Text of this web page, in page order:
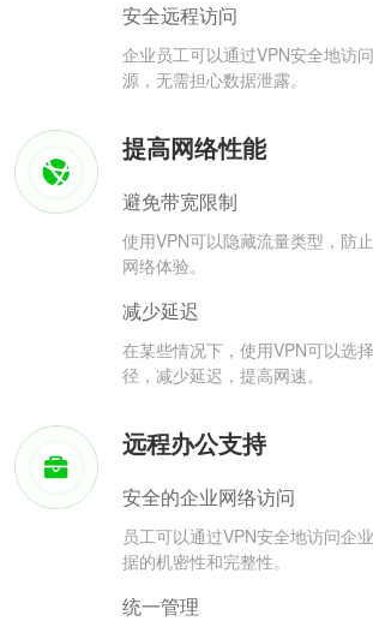
安全远程访问
企业员工可以通过VPN安全地访
源，无需担心数据泄露。
提高网络性能
避免带宽限制
使用VPN可以隐藏流量类型，防
网络体验。
减少延迟
在某些情况下，使用VPN可以选
径，减少延迟，提高网速。
远程办公支持
安全的企业网络访问
员工可以通过VPN安全地访问企
据的机密性和完整性。
统一管理